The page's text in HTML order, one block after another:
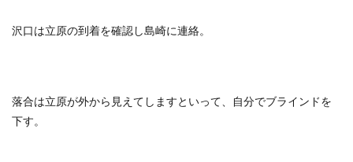
沢口は立原の到着を確認し島崎に連絡。
落合は立原が外から見えてしますといって、自分でブラインドを
下す。